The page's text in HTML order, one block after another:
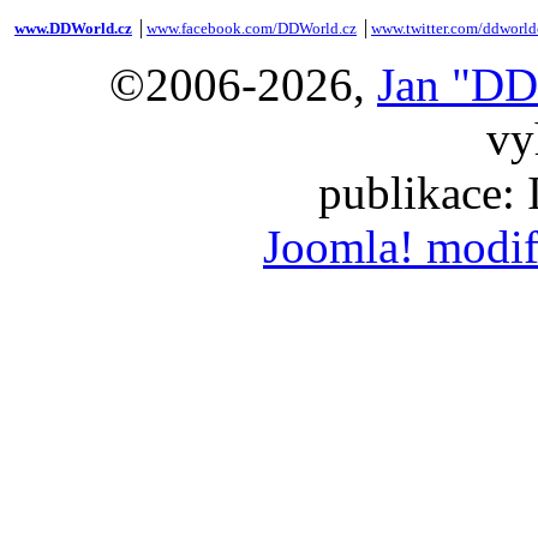
www.DDWorld.cz www.facebook.com/DDWorld.cz www.twitter.com/
©2006-2026, Jan
publikace:
Joomla!